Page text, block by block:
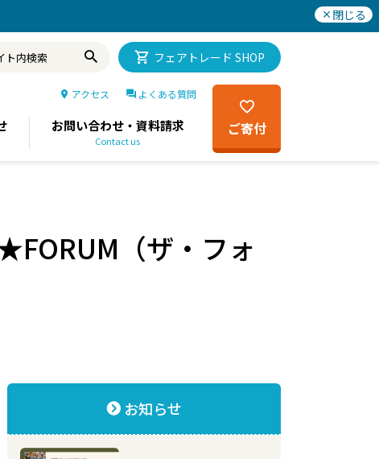
閉じる
アクセス よくある質問
お問い合わせ・資料請求
Contact us
ご寄付
フェアトレード SHOP
（ザ・フォ
お知らせ